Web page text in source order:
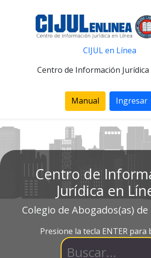
CIJUL en Línea
Centro de Información Jurídica
Manual Ingresar
Centro de
Jurídica en
Colegio de Abogados(as) de
Presione la tecla ENTER para